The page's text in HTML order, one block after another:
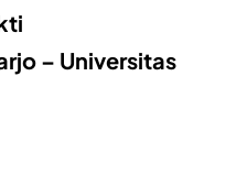
– Universitas